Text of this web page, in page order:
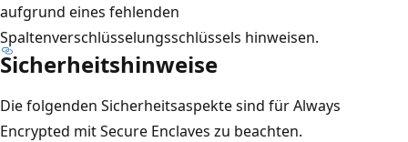
aufgrund eines fehlenden
Spaltenverschlüsselungsschlüssels hinweisen.
Sicherheitshinweise
Die folgenden Sicherheitsaspekte sind für Always
Encrypted mit Secure Enclaves zu beachten.